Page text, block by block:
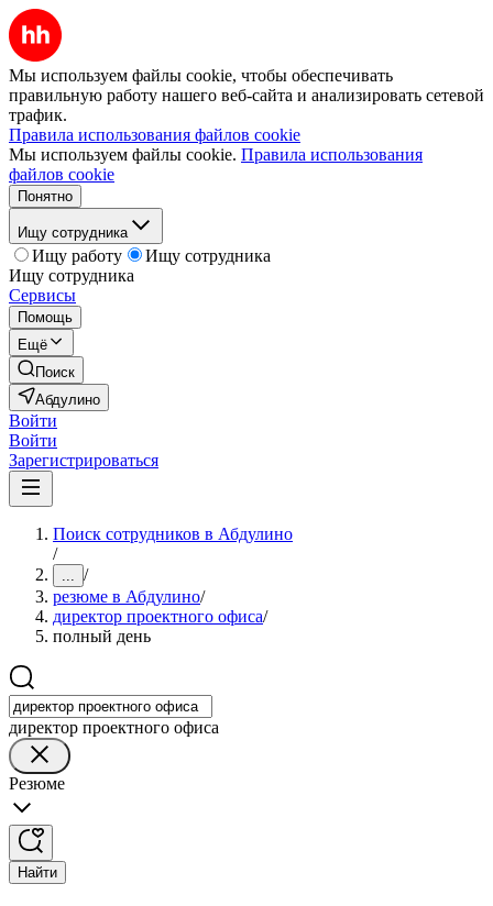
Мы используем файлы cookie, чтобы обеспечивать
правильную работу нашего веб-сайта и анализировать сетевой
трафик.
Правила использования файлов cookie
Мы используем файлы cookie. Правила использования
файлов cookie
Понятно
Ищу сотрудника
Ищу работу
Ищу сотрудника
Ищу сотрудника
Сервисы
Помощь
Ещё
Поиск
Абдулино
Войти
Войти
Зарегистрироваться
Поиск сотрудников в Абдулино
/
... /
резюме в Абдулино/
директор проектного офиса/
полный день
директор проектного офиса
Резюме
Найти